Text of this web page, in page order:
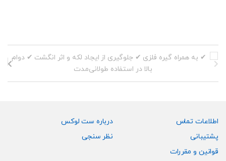
باشد.
گزینه
ها
ممکن
صفحه
انتخاب
باشد.
گزینه
ممکن
صفحه
انتخاب
شوند
اطلاعات تماس
پشتیبانی
قوانین و مقررات
درباره ست لوکس
نظر سنجی